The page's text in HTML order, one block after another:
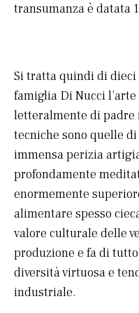
transumanza è datata
Si tratta quindi di
famiglia Di Nucci
letteralmente di padre
tecniche sono quelle
immensa perizia
profondamente
enormemente
alimentare spesso
valore culturale delle
produzione e fa di
diversità virtuosa e
industriale.